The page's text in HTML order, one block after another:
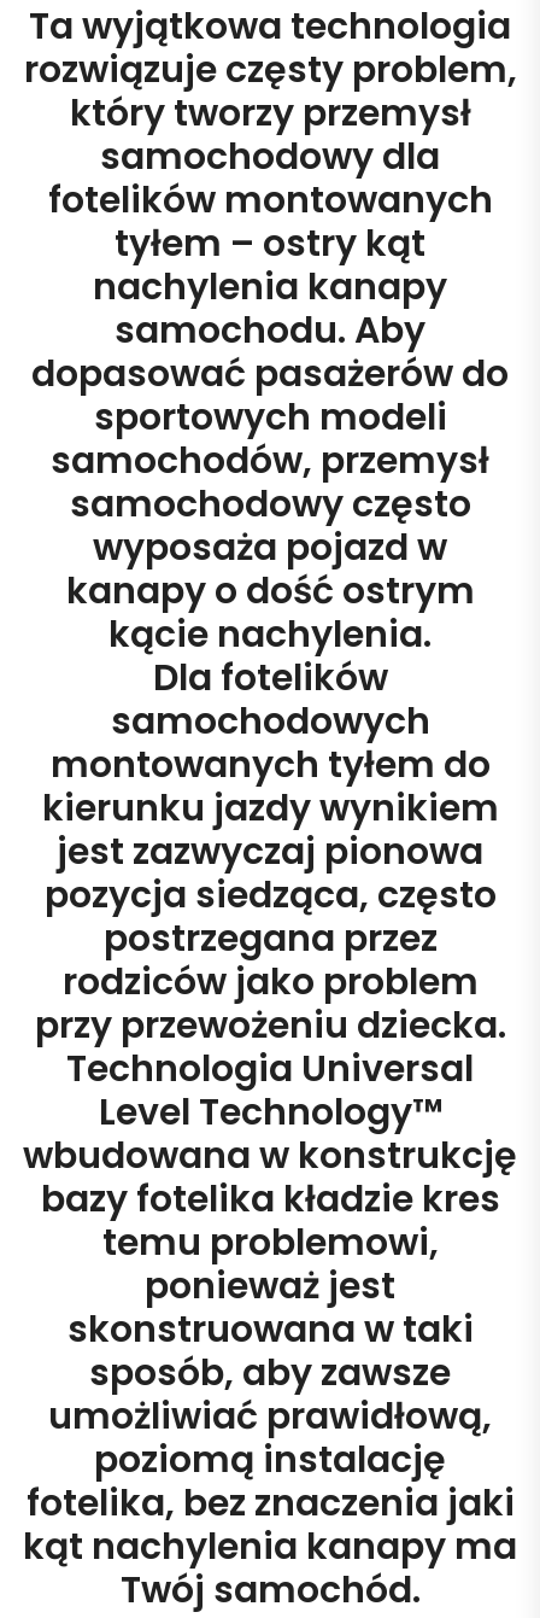
Ta wyjątkowa technologia
rozwiązuje częsty problem,
który tworzy przemysł
samochodowy dla
fotelików montowanych
tyłem – ostry kąt
nachylenia kanapy
samochodu. Aby
dopasować pasażerów do
sportowych modeli
samochodów, przemysł
samochodowy często
wyposaża pojazd w
kanapy o dość ostrym
kącie nachylenia.
Dla fotelików
samochodowych
montowanych tyłem do
kierunku jazdy wynikiem
jest zazwyczaj pionowa
pozycja siedząca, często
postrzegana przez
rodziców jako problem
przy przewożeniu dziecka.
Technologia Universal
Level Technology™
wbudowana w konstrukcję
bazy fotelika kładzie kres
temu problemowi,
ponieważ jest
skonstruowana w taki
sposób, aby zawsze
umożliwiać prawidłową,
poziomą instalację
fotelika, bez znaczenia jaki
kąt nachylenia kanapy ma
Twój samochód.